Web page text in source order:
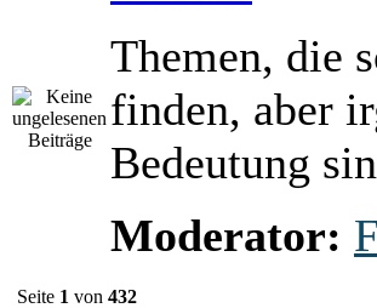
Themen, die
finden, aber
Bedeutung
Moderator:
Seite 1 von 432